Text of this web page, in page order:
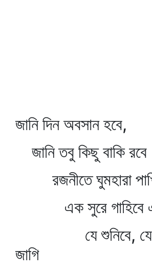
জানি দিন অবসান হবে,
জানি তবু কিছু বাকি
রজনীতে ঘুমহারা
এক সুরে গাহিবে
যে শুনিবে, যে
জাগি